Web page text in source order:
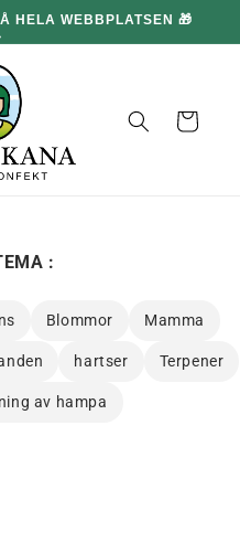
kr DU HANDLAR FÖR
Korg
:
Blommor Mamma
hartser Terpener
av hampa